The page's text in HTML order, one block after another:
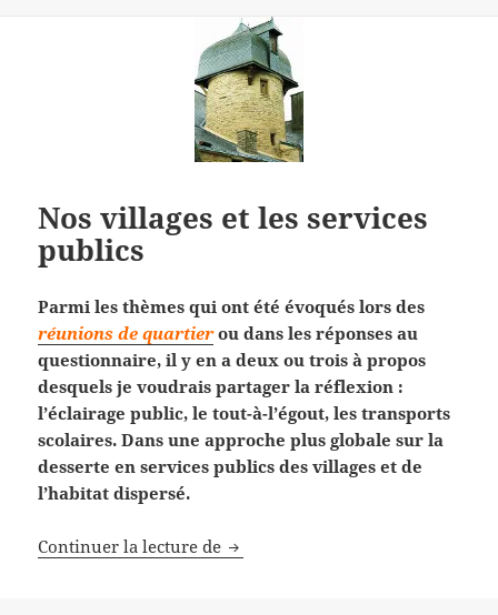
Nos villages et les services
publics
Parmi les thèmes qui ont été évoqués lors des
réunions de quartierou dans les réponses au
questionnaire, il y en a deux ou trois à propos
desquels je voudrais partager la réflexion :
l’éclairage public, le tout-à-l’égout, les transports
scolaires. Dans une approche plus globale sur la
desserte en services publics des villages et de
l’habitat dispersé.
Continuer la lecture de Nos villages et les services publics